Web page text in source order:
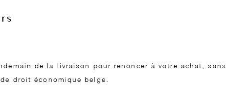
de la livraison pour renoncer à votre achat, sans
droit économique belge.